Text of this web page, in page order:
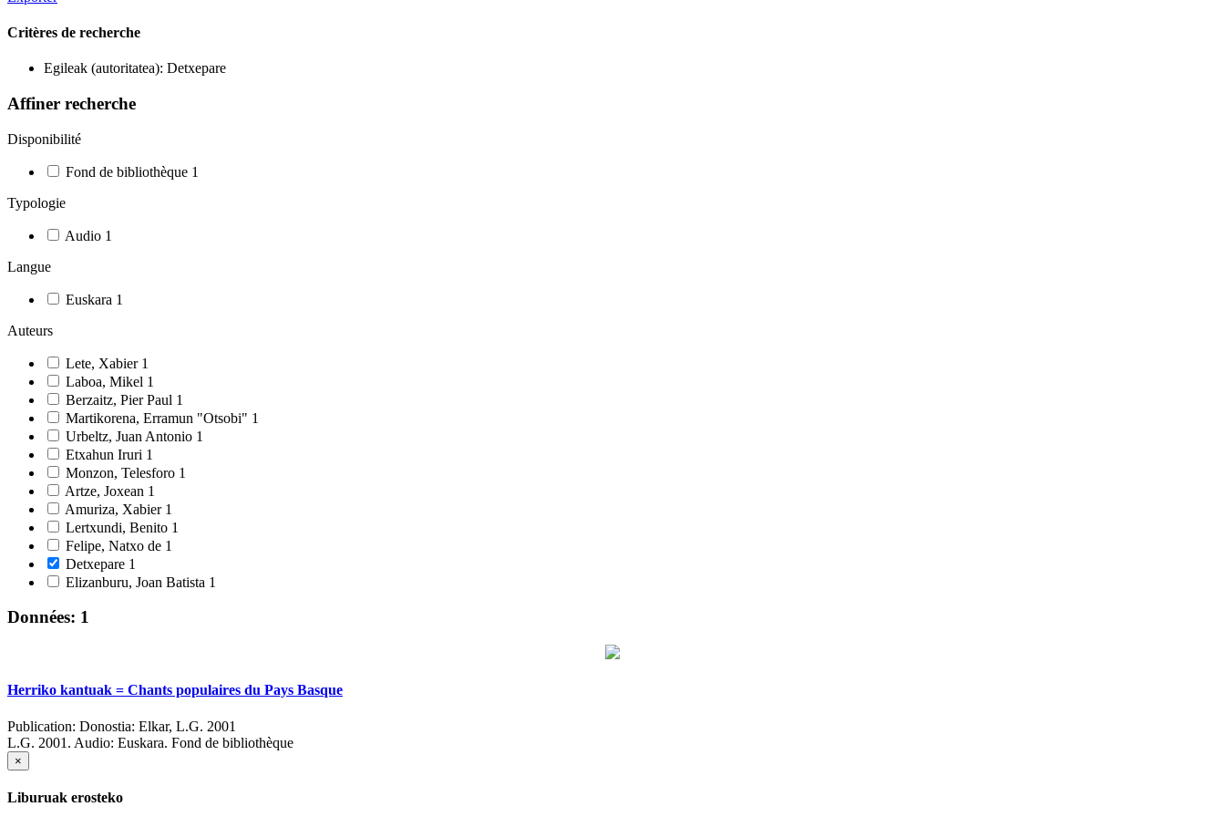
Critères de recherche
Egileak (autoritatea): Detxepare
Affiner recherche
Disponibilité
Fond de bibliothèque 1
Typologie
Audio 1
Langue
Euskara 1
Auteurs
Lete, Xabier 1
Laboa, Mikel 1
Berzaitz, Pier Paul 1
Martikorena, Erramun "Otsobi" 1
Urbeltz, Juan Antonio 1
Etxahun Iruri 1
Monzon, Telesforo 1
Artze, Joxean 1
Amuriza, Xabier 1
Lertxundi, Benito 1
Felipe, Natxo de 1
Detxepare 1
Elizanburu, Joan Batista 1
Données: 1
Herriko kantuak = Chants populaires du Pays Basque
Publication: Donostia: Elkar, L.G. 2001
L.G. 2001. Audio: Euskara. Fond de bibliothèque
×
Liburuak erosteko